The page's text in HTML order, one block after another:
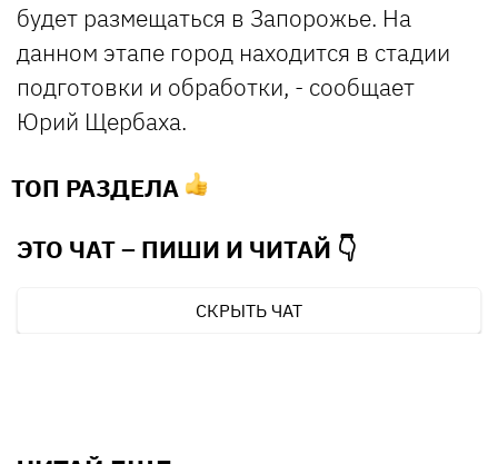
будет размещаться в Запорожье. На
данном этапе город находится в стадии
подготовки и обработки, - сообщает
Юрий Щербаха.
ТОП РАЗДЕЛА
ЭТО ЧАТ – ПИШИ И ЧИТАЙ 👇
СКРЫТЬ ЧАТ